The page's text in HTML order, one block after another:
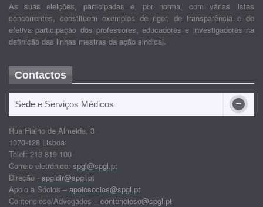
As suas eleições, participadas e, por norma, com várias listas
concorrentes, constituem exemplos de rigor, de transparência e de
efetiva participação dos professores, educadores e investigadores na
definição das linhas mestras da ação sindical.
Contactos
Sede e Serviços Médicos
Rua Fialho de Almeida, 3
1070-128 Lisboa
Telef: 213 819 100
Correio eletrónico: spgl@spgl.pt
Direção - spgldir@spgl.pt
Apoio a Sócios – apoiosocios@spgl.pt
Contencioso/Advogados – contencioso@spgl.pt